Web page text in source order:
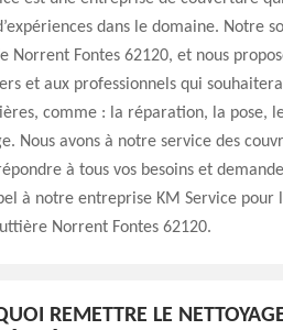
dans le domaine. Notre
Norrent Fontes 62120, et nous
et aux professionnels qui
comme : la réparation, la pose,
Nous avons à notre service des
à tous vos besoins et
à notre entreprise KM Service pour
Norrent Fontes 62120.
REMETTRE LE